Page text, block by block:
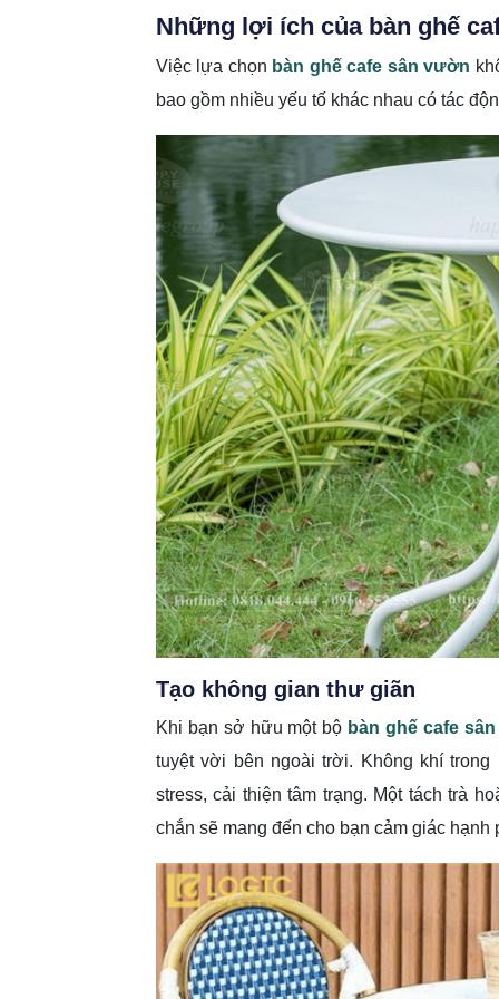
Những lợi ích của bàn ghế
Việc lựa chọn bàn ghế cafe sân vườn
bao gồm nhiều yếu tố khác nhau có tác
Tạo không gian thư giãn
Khi bạn sở hữu một bộ bàn ghế cafe
tuyệt vời bên ngoài trời. Không khí
stress, cải thiện tâm trạng. Một tách trà
chắn sẽ mang đến cho bạn cảm giác hạnh